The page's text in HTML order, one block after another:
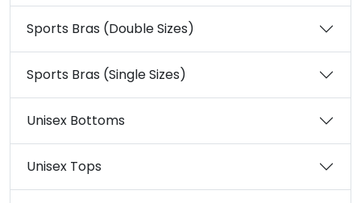
Sports Bras (Double Sizes)
Sports Bras (Single Sizes)
Unisex Bottoms
Unisex Tops